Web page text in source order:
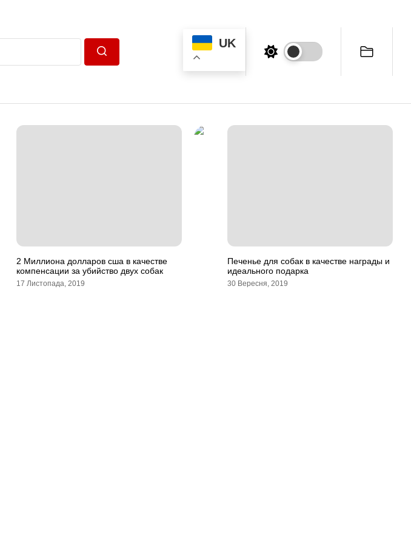
UK
2 Миллиона долларов сша в качестве
компенсации за убийство двух собак
17 Листопада, 2019
Печенье для собак в качестве награды и
идеального подарка
30 Вересня, 2019